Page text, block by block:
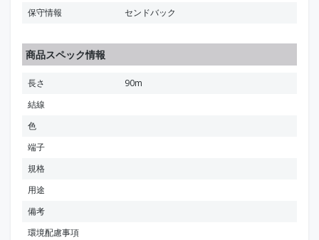
保守情報
センドバック
商品スペック情報
長さ
90m
結線
色
端子
規格
用途
備考
環境配慮事項